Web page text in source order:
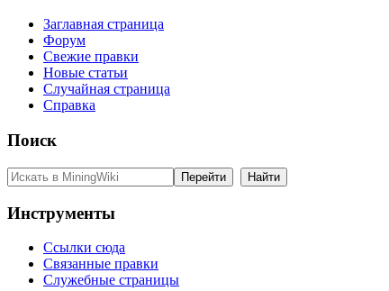
Заглавная страница
Форум
Свежие правки
Новые статьи
Случайная страница
Справка
Поиск
Инструменты
Ссылки сюда
Связанные правки
Служебные страницы